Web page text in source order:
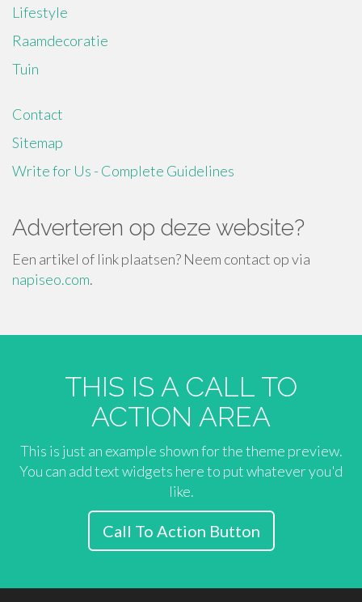
Lifestyle
Raamdecoratie
Tuin
Contact
Sitemap
Write for Us - Complete Guidelines
Adverteren op deze website?
Een artikel of link plaatsen? Neem contact op via
napiseo.com.
THIS IS A CALL TO
ACTION AREA
This is just an example shown for the theme preview.
You can add text widgets here to put whatever you'd
like.
Call To Action Button